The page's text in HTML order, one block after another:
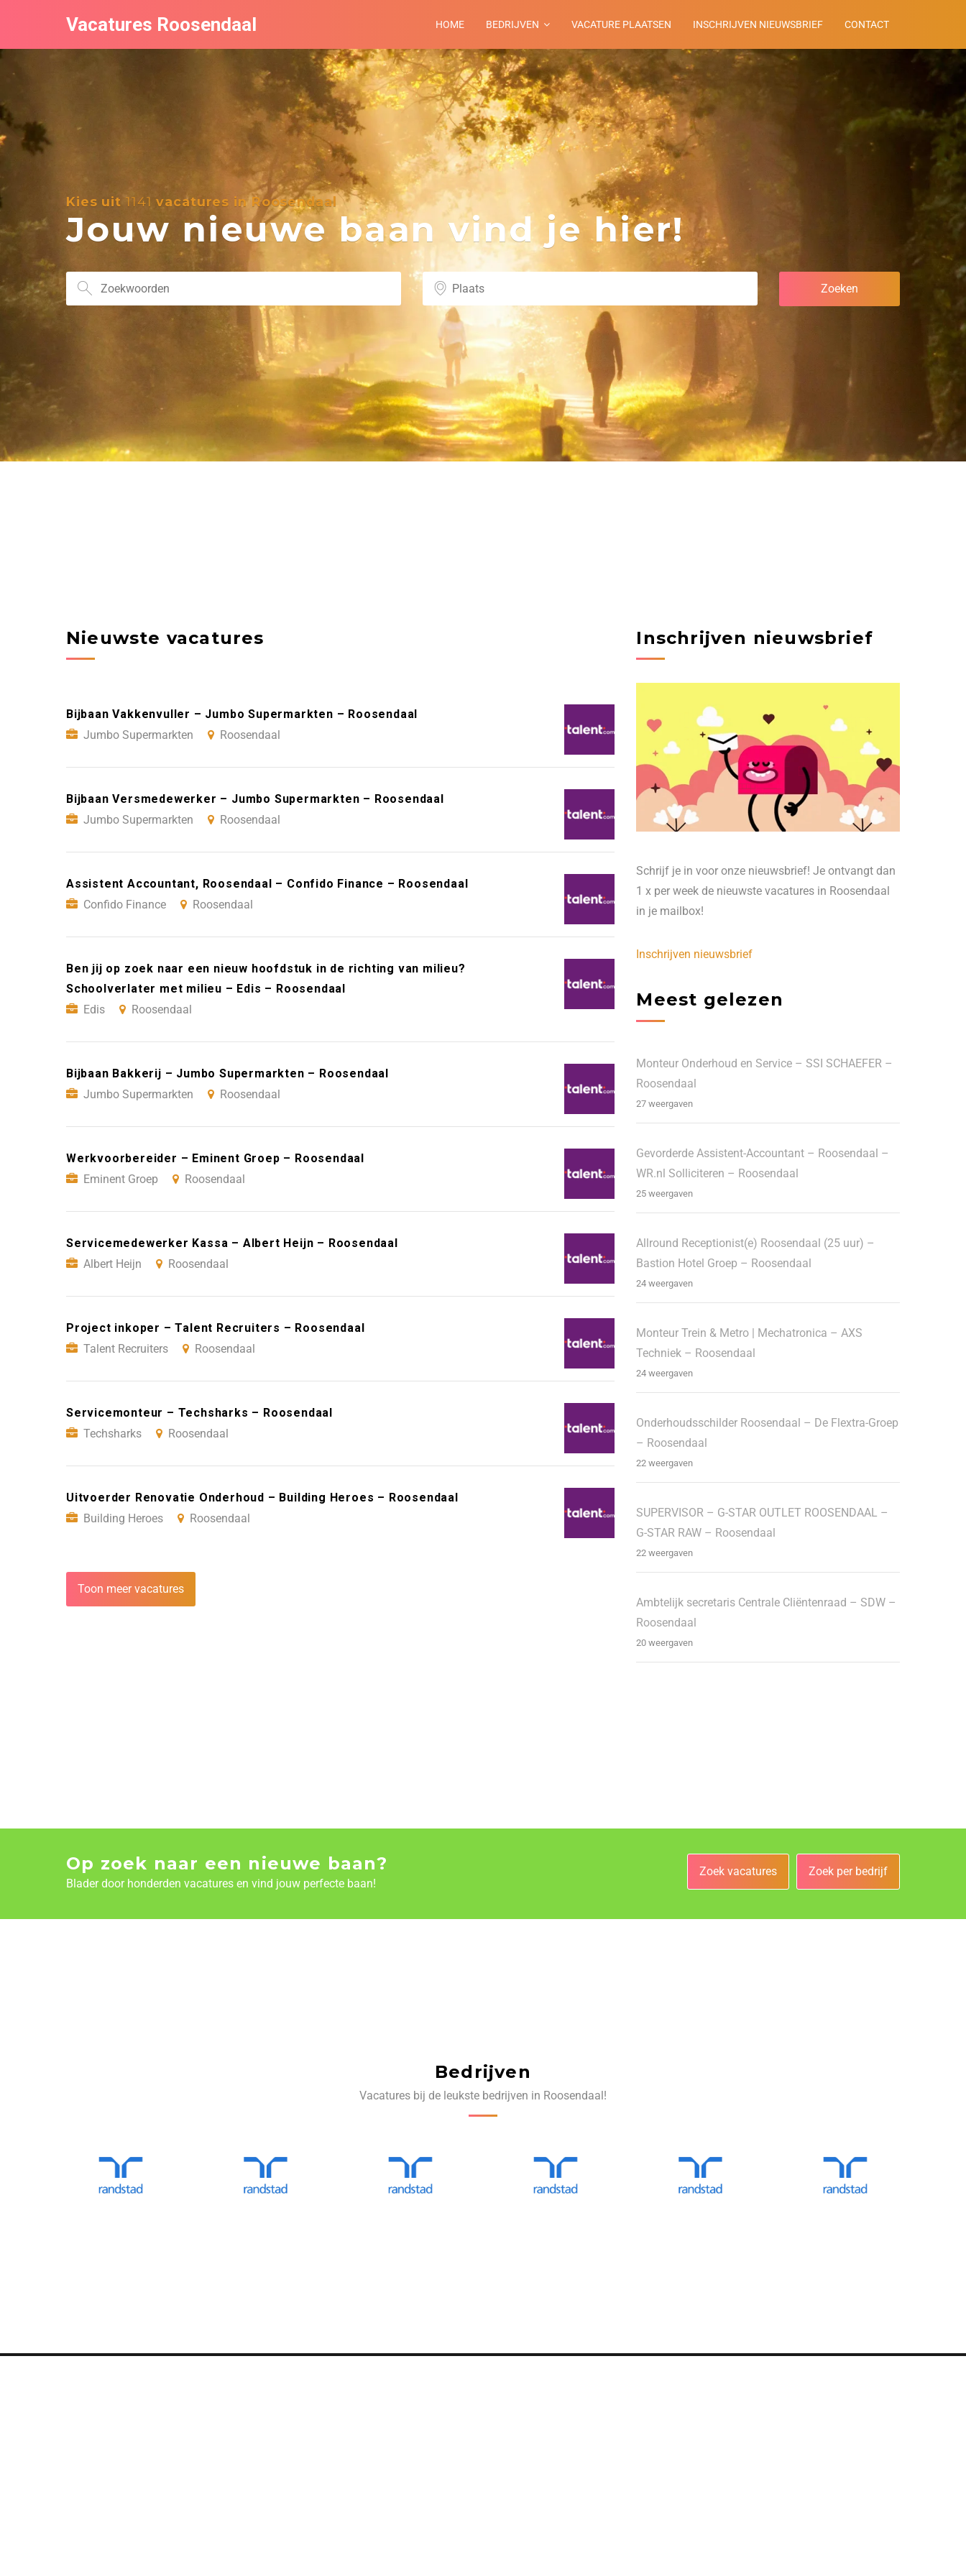
Vacatures Roosendaal HOME BEDRIJVEN VACATURE PLAATSEN INSCHRIJVEN NIEUWSBRIEF CONTACT
Kies uit 1141 vacatures in Roosendaal
Jouw nieuwe baan vind je hier!
Nieuwste vacatures
Bijbaan Vakkenvuller – Jumbo Supermarkten – Roosendaal
Jumbo Supermarkten
Roosendaal
Bijbaan Versmedewerker – Jumbo Supermarkten – Roosendaal
Jumbo Supermarkten
Roosendaal
Assistent Accountant, Roosendaal – Confido Finance – Roosendaal
Confido Finance
Roosendaal
Ben jij op zoek naar een nieuw hoofdstuk in de richting van milieu?
Schoolverlater met milieu – Edis – Roosendaal
Edis
Roosendaal
Bijbaan Bakkerij – Jumbo Supermarkten – Roosendaal
Jumbo Supermarkten
Roosendaal
Werkvoorbereider – Eminent Groep – Roosendaal
Eminent Groep
Roosendaal
Servicemedewerker Kassa – Albert Heijn – Roosendaal
Albert Heijn
Roosendaal
Project inkoper – Talent Recruiters – Roosendaal
Talent Recruiters
Roosendaal
Servicemonteur – Techsharks – Roosendaal
Techsharks
Roosendaal
Uitvoerder Renovatie Onderhoud – Building Heroes – Roosendaal
Building Heroes
Roosendaal
Toon meer vacatures
Inschrijven nieuwsbrief
Schrijf je in voor onze nieuwsbrief! Je ontvangt dan
1 x per week de nieuwste vacatures in Roosendaal
in je mailbox!
Inschrijven nieuwsbrief
Meest gelezen
Monteur Onderhoud en Service – SSI SCHAEFER –
Roosendaal
27 weergaven
Gevorderde Assistent-Accountant – Roosendaal –
WR.nl Solliciteren – Roosendaal
25 weergaven
Allround Receptionist(e) Roosendaal (25 uur) –
Bastion Hotel Groep – Roosendaal
24 weergaven
Monteur Trein & Metro | Mechatronica – AXS
Techniek – Roosendaal
24 weergaven
Onderhoudsschilder Roosendaal – De Flextra-Groep
– Roosendaal
22 weergaven
SUPERVISOR – G-STAR OUTLET ROOSENDAAL –
G-STAR RAW – Roosendaal
22 weergaven
Ambtelijk secretaris Centrale Cliëntenraad – SDW –
Roosendaal
20 weergaven
Op zoek naar een nieuwe baan?
Blader door honderden vacatures en vind jouw perfecte baan!
Zoek vacatures Zoek per bedrijf
Bedrijven
Vacatures bij de leukste bedrijven in Roosendaal!